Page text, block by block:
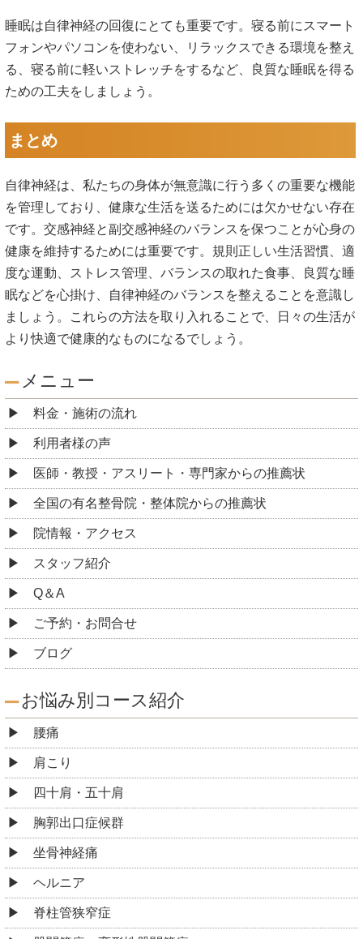
睡眠は自律神経の回復にとても重要です。寝る前にスマート
フォンやパソコンを使わない、リラックスできる環境を整え
る、寝る前に軽いストレッチをするなど、良質な睡眠を得る
ための工夫をしましょう。
まとめ
自律神経は、私たちの身体が無意識に行う多くの重要な機能
を管理しており、健康な生活を送るためには欠かせない存在
です。交感神経と副交感神経のバランスを保つことが心身の
健康を維持するためには重要です。規則正しい生活習慣、適
度な運動、ストレス管理、バランスの取れた食事、良質な睡
眠などを心掛け、自律神経のバランスを整えることを意識し
ましょう。これらの方法を取り入れることで、日々の生活が
より快適で健康的なものになるでしょう。
メニュー
料金・施術の流れ
利用者様の声
医師・教授・アスリート・専門家からの推薦状
全国の有名整骨院・整体院からの推薦状
院情報・アクセス
スタッフ紹介
Q＆A
ご予約・お問合せ
ブログ
お悩み別コース紹介
腰痛
肩こり
四十肩・五十肩
胸郭出口症候群
坐骨神経痛
ヘルニア
脊柱管狭窄症